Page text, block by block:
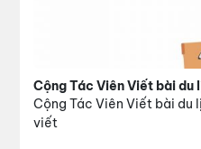
Cộng Tác Viên Viết bài du
Cộng Tác Viên Viết bài du
viết